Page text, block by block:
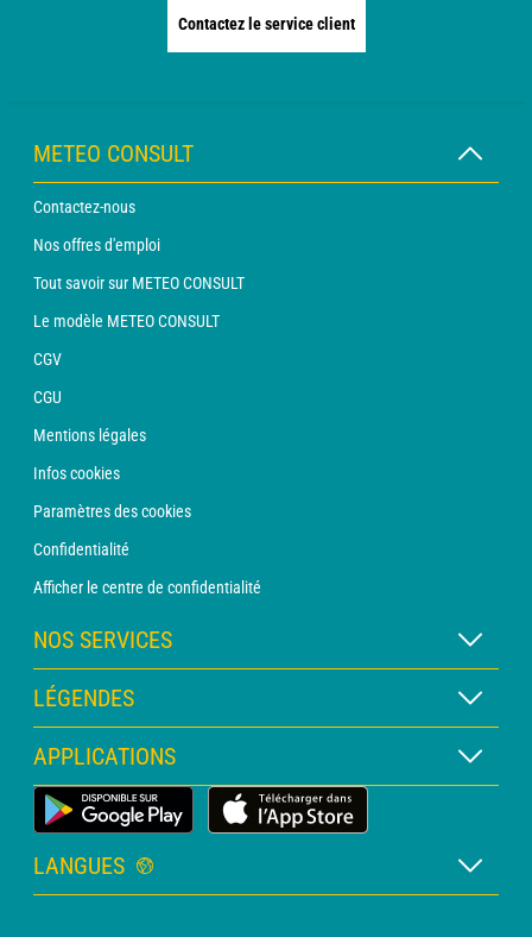
Contactez le service client
METEO CONSULT
Contactez-nous
Nos offres d'emploi
Tout savoir sur METEO CONSULT
Le modèle METEO CONSULT
CGV
CGU
Mentions légales
Infos cookies
Paramètres des cookies
Confidentialité
Afficher le centre de confidentialité
NOS SERVICES
Abonnement METEO Xpert
Abonnement METEO PRO
Consultation avec un prévisionniste
Bulletin PRO
LÉGENDES
Légende des cartes
Légende des pictogrammes
Glossaire
APPLICATIONS
Application Météo Terrestre
LANGUES